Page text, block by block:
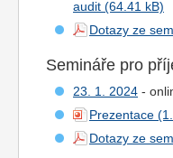
audit
Dotazy ze
Semináře pro
23. 1. 2024 -
Prezentace
Dotazy ze